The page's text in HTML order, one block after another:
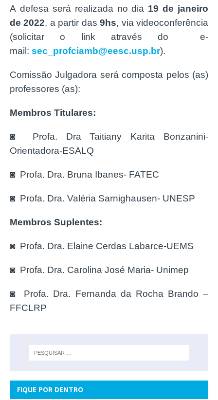
A defesa será realizada no dia 19 de janeiro
de 2022, a partir das9hs, via videoconferência
(solicitar o link através do e-
mail: sec_profciamb@eesc.usp.br).
Comissão Julgadora será composta pelos (as)
professores (as):
Membros Titulares:
◙ Profa. Dra Taitiany Karita Bonzanini-
Orientadora-ESALQ
◙ Profa. Dra. Bruna Ibanes- FATEC
◙ Profa. Dra. Valéria Sarnighausen- UNESP
Membros Suplentes:
◙ Profa. Dra. Elaine Cerdas Labarce-UEMS
◙ Profa. Dra. Carolina José Maria- Unimep
◙ Profa. Dra. Fernanda da Rocha Brando –
FFCLRP
FIQUE POR DENTRO